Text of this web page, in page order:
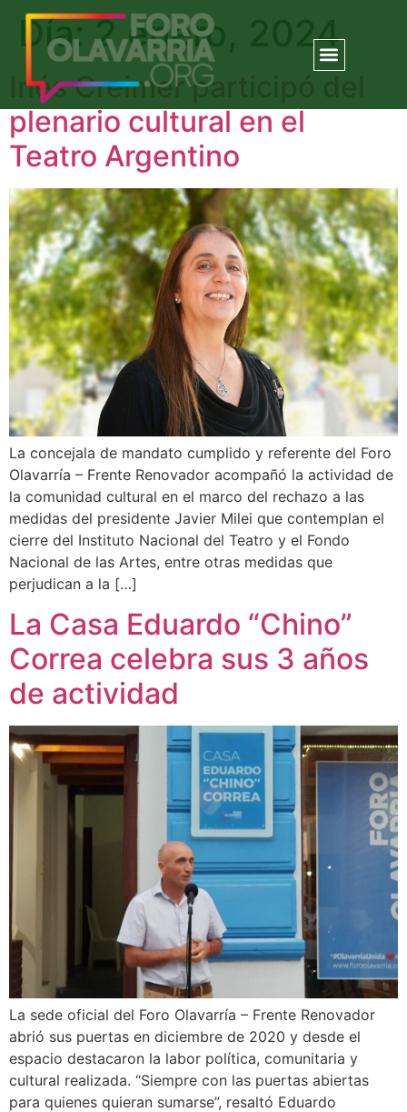
Día:2 enero, 2024
Inés Creimer participó del
plenario cultural en el
Teatro Argentino
La concejala de mandato cumplido y referente del Foro
Olavarría – Frente Renovador acompañó la actividad de
la comunidad cultural en el marco del rechazo a las
medidas del presidente Javier Milei que contemplan el
cierre del Instituto Nacional del Teatro y el Fondo
Nacional de las Artes, entre otras medidas que
perjudican a la […]
La Casa Eduardo “Chino”
Correa celebra sus 3 años
de actividad
La sede oficial del Foro Olavarría – Frente Renovador
abrió sus puertas en diciembre de 2020 y desde el
espacio destacaron la labor política, comunitaria y
cultural realizada. “Siempre con las puertas abiertas
para quienes quieran sumarse”, resaltó Eduardo